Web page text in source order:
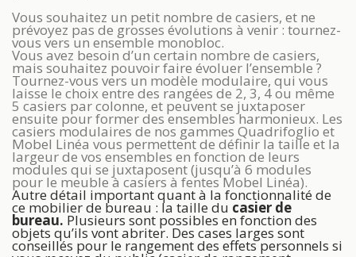
Vous souhaitez un petit nombre de casiers, et ne
prévoyez pas de grosses évolutions à venir : tournez-
vous vers un ensemble monobloc.
Vous avez besoin d’un certain nombre de casiers,
mais souhaitez pouvoir faire évoluer l’ensemble ?
Tournez-vous vers un modèle modulaire, qui vous
laisse le choix entre des rangées de 2, 3, 4 ou même
5 casiers par colonne, et peuvent se juxtaposer
ensuite pour former des ensembles harmonieux. Les
casiers modulaires de nos gammes Quadrifoglio et
Mobel Linéa vous permettent de définir la taille et la
largeur de vos ensembles en fonction de leurs
modules qui se juxtaposent (jusqu’à 6 modules
pour le meuble à casiers à fentes Mobel Linéa).
Autre détail important quant à la fonctionnalité de
ce mobilier de bureau : la taille du casier de
bureau. Plusieurs sont possibles en fonction des
objets qu’ils vont abriter. Des cases larges sont
conseillés pour le rangement des effets personnels si